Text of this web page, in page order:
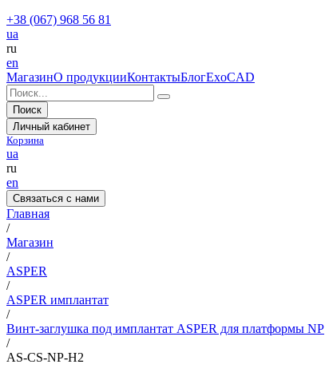
+38 (067) 968 56 81
ua
ru
en
МагазинО продукцииКонтактыБлогExoCAD
Поиск
Личный кабинет
Корзина
ua
ru
en
Связаться с нами
Главная
/
Магазин
/
ASPER
/
ASPER имплантат
/
Винт-заглушка под имплантат ASPER для платформы NP
/
AS-CS-NP-H2